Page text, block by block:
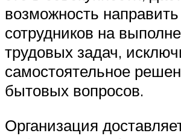
возможность
сотрудников на
трудовых задач,
самостоятельное
бытовых вопросов.
Организация